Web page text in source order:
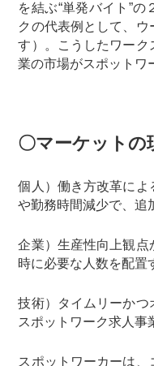
を結ぶ“単発バイト”
クの代表例として、ウ
す）。こうしたワーク
業の市場がスポットワ
〇マーケットの
個人）働き方改革によ
や勤務時間減少で、追
企業）生産性向上観点
時に必要な人数を配置
技術）タイムリーかつ
スポットワーク求人事
スポットワーカーは